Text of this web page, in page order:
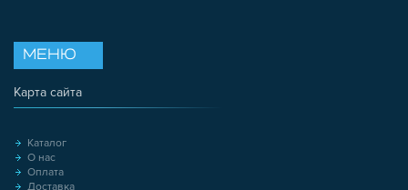
МЕНЮ
Карта сайта
Каталог
О нас
Оплата
Доставка